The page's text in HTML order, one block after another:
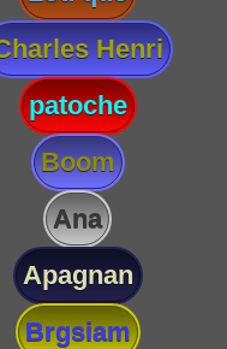
Henri
patoche
Boom
Ana
Apagnan
Brgsiam